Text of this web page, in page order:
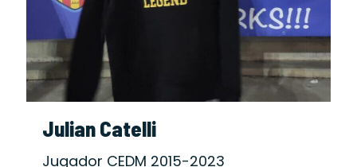
Julian Catelli
Jugador CEDM 2015-2023